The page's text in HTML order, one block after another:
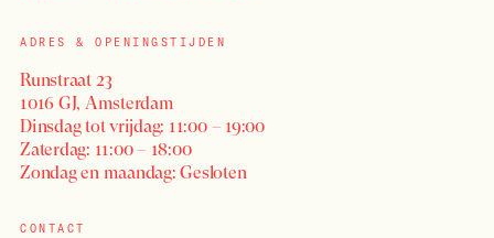
ADRES & OPENINGSTIJDEN
Runstraat 23
1016 GJ, Amsterdam
Dinsdag tot vrijdag: 11:00 – 19:00
Zaterdag: 11:00 – 18:00
Zondag en maandag: Gesloten
CONTACT